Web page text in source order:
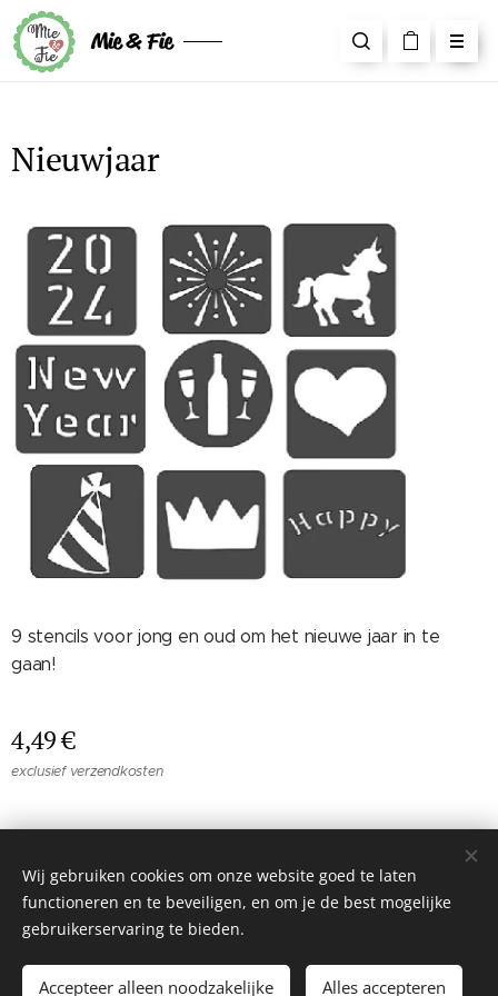
Mie & Fie
Nieuwjaar
9 stencils voor jong en oud om het nieuwe jaar in te
gaan!
4,49€
exclusief verzendkosten
Toevoegen aan de winkelwagen
Tieltsebaan 108, 3200 Aarschot
Cookies
Wij gebruiken cookies om onze website goed te laten
functioneren en te beveiligen, en om je de best mogelijke
gebruikerservaring te bieden.
Accepteer alleen noodzakelijke Alles accepteren